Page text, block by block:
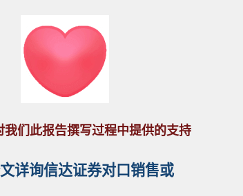
们此报告撰写过程中提供的支持
详询信达证券对口销售或